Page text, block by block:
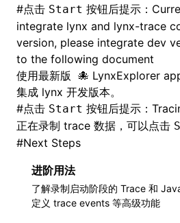
#点击 Start 按钮后提示：
integrate lynx and lynx-trace
version, please integrate dev
to the following document
使用最新版
LynxExplorer
集成 lynx 开发版本。
#点击 Start 按钮后提示：
正在录制 trace 数据，可以点击
#Next Steps
进阶用法
了解录制启动阶段的 Trace 和
定义 trace events 等高级功能